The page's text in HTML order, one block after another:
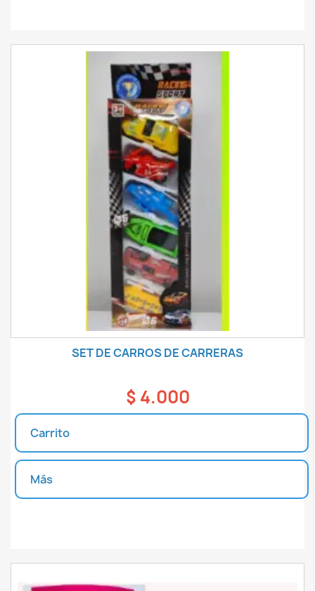
SET DE CARROS DE CARRERAS
$ 4.000
Carrito
Más